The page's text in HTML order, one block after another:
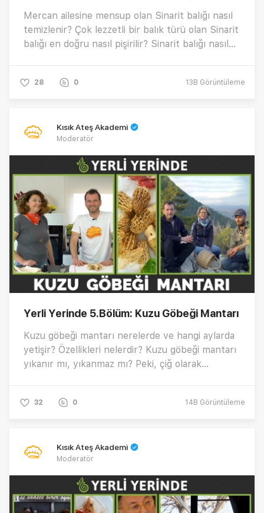
Mercan ailesine mensup olan Sinarit balığı nasıl
temizlenir? Çok lezzetli bir balık türü olan Sinarit
balığı en doğru nasıl pişirilir? Sinarit balığı nasıl
28 0 13B Görüntüleme
Kısık Ateş Akademi
Moderatör
Yerli Yerinde 5.Bölüm: Kuzu Göbeği Mantarı
Kuzu göbeği mantarı nerelerde ve hangi aylarda
yetişir? Özellikleri nelerdir? Kuzu göbeği mantarı
yıkanır mı, yıkanmaz mı? Peki, çiğ olarak
32 0 14B Görüntüleme
Kısık Ateş Akademi
Moderatör